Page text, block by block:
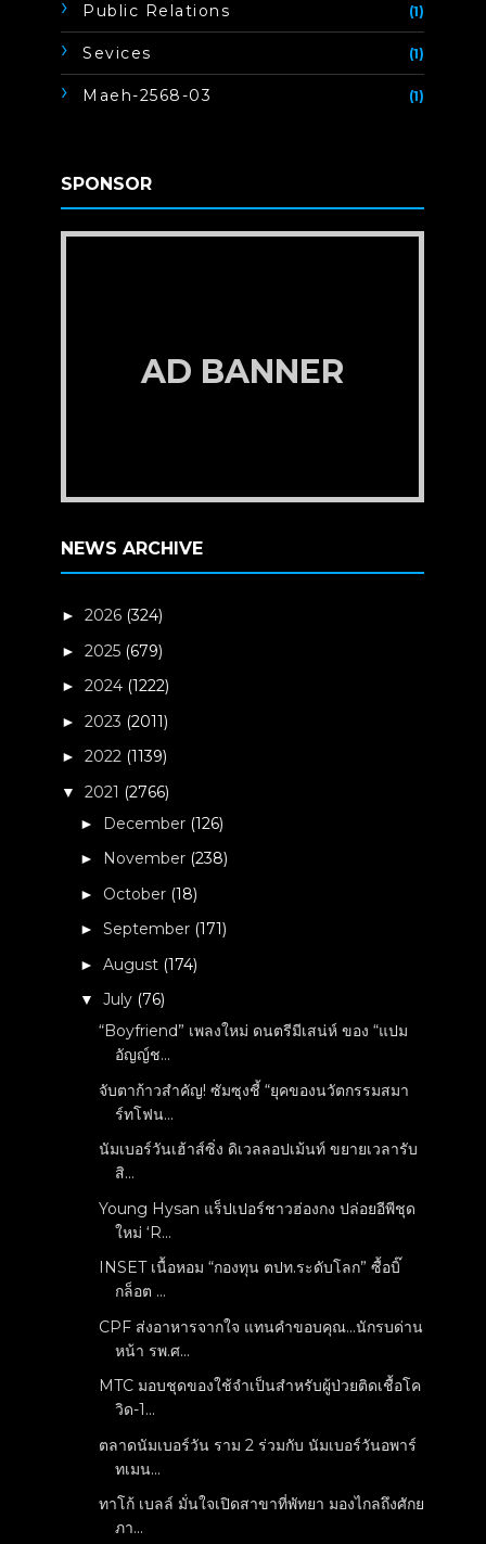
Public Relations (1)
Sevices (1)
Maeh-2568-03 (1)
SPONSOR
AD BANNER
NEWS ARCHIVE
►2026 (324)
►2025 (679)
►2024 (1222)
►2023 (2011)
►2022 (1139)
▼2021 (2766)
► December (126)
► November (238)
► October (18)
►September (171)
►August (174)
▼July (76)
“Boyfriend” เพลงใหม่ ดนตรีมีเสน่ห์ ของ “แปม
อัญญ์ช...
จับตาก้าวสำคัญ! ซัมซุงชี้ “ยุคของนวัตกรรมสมา
ร์ทโฟน...
นัมเบอร์วันเฮ้าส์ซิ่ง ดิเวลลอปเม้นท์ ขยายเวลารับ
สิ...
Young Hysan แร็ปเปอร์ชาวฮ่องกง ปล่อยอีพีชุด
ใหม่ ‘R...
INSET เนื้อหอม “กองทุน ตปท.ระดับโลก” ซื้อบิ๊
กล็อต ...
CPF ส่งอาหารจากใจ แทนคำขอบคุณ...นักรบด่าน
หน้า รพ.ศ...
MTC มอบชุดของใช้จำเป็นสำหรับผู้ป่วยติดเชื้อโค
วิด-1...
ตลาดนัมเบอร์วัน ราม 2 ร่วมกับ นัมเบอร์วันอพาร์
ทเมน...
ทาโก้ เบลล์ มั่นใจเปิดสาขาที่พัทยา มองไกลถึงศักย
ภา...